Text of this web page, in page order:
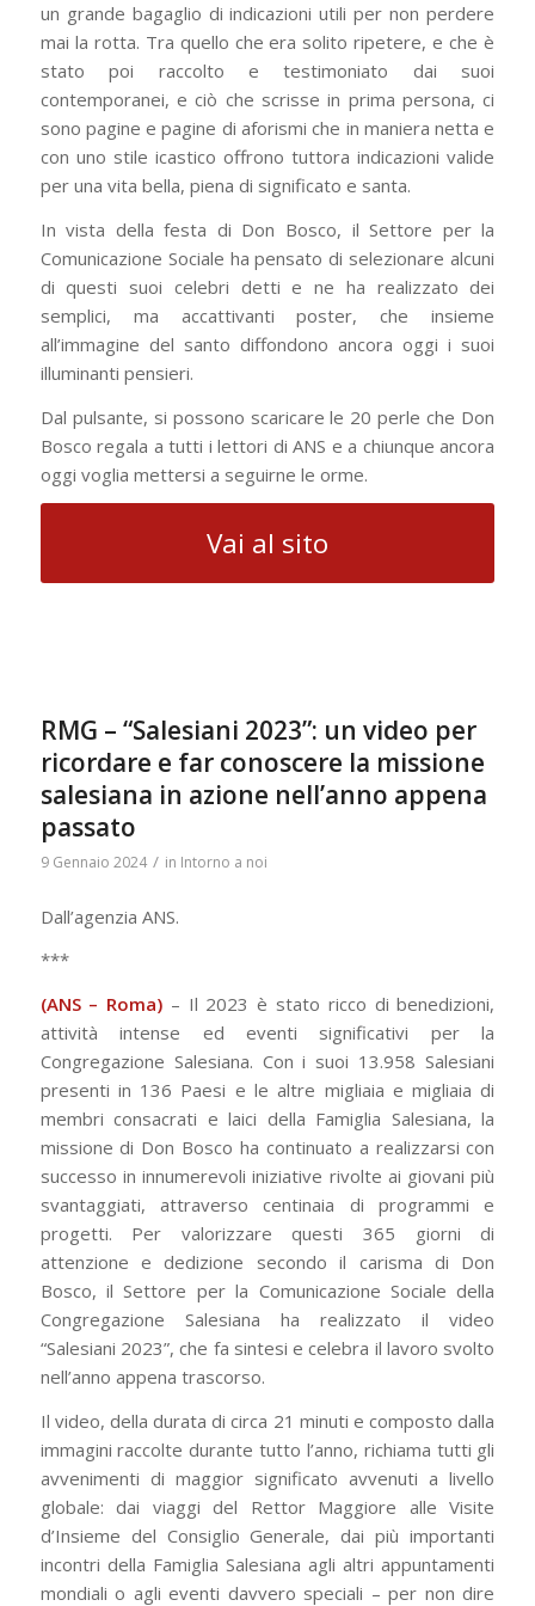
un grande bagaglio di indicazioni utili per non perdere
mai la rotta. Tra quello che era solito ripetere, e che è
stato poi raccolto e testimoniato dai suoi
contemporanei, e ciò che scrisse in prima persona, ci
sono pagine e pagine di aforismi che in maniera netta e
con uno stile icastico offrono tuttora indicazioni valide
per una vita bella, piena di significato e santa.
In vista della festa di Don Bosco, il Settore per la
Comunicazione Sociale ha pensato di selezionare alcuni
di questi suoi celebri detti e ne ha realizzato dei
semplici, ma accattivanti poster, che insieme
all’immagine del santo diffondono ancora oggi i suoi
illuminanti pensieri.
Dal pulsante, si possono scaricare le 20 perle che Don
Bosco regala a tutti i lettori di ANS e a chiunque ancora
oggi voglia mettersi a seguirne le orme.
Vai al sito
RMG – “Salesiani 2023”: un video per
ricordare e far conoscere la missione
salesiana in azione nell’anno appena
passato
9 Gennaio 2024 / in Intorno a noi
Dall’agenzia ANS.
***
(ANS – Roma) – Il 2023 è stato ricco di benedizioni,
attività intense ed eventi significativi per la
Congregazione Salesiana. Con i suoi 13.958 Salesiani
presenti in 136 Paesi e le altre migliaia e migliaia di
membri consacrati e laici della Famiglia Salesiana, la
missione di Don Bosco ha continuato a realizzarsi con
successo in innumerevoli iniziative rivolte ai giovani più
svantaggiati, attraverso centinaia di programmi e
progetti. Per valorizzare questi 365 giorni di
attenzione e dedizione secondo il carisma di Don
Bosco, il Settore per la Comunicazione Sociale della
Congregazione Salesiana ha realizzato il video
“Salesiani 2023”, che fa sintesi e celebra il lavoro svolto
nell’anno appena trascorso.
Il video, della durata di circa 21 minuti e composto dalla
immagini raccolte durante tutto l’anno, richiama tutti gli
avvenimenti di maggior significato avvenuti a livello
globale: dai viaggi del Rettor Maggiore alle Visite
d’Insieme del Consiglio Generale, dai più importanti
incontri della Famiglia Salesiana agli altri appuntamenti
mondiali o agli eventi davvero speciali – per non dire